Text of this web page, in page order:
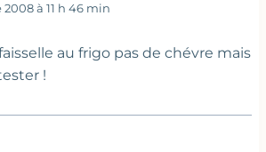
2008 à 11 h 46 min
au frigo pas de chévre mais
!